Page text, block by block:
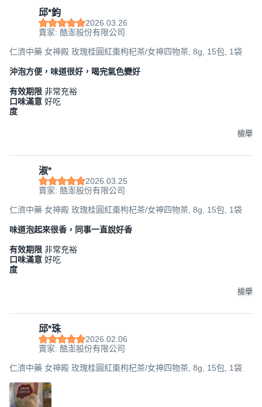
邱*鈞
2026.03.26
賣家: 酷澎股份有限公司
仁濟中藥 女神殿 玫瑰桂圓紅棗枸杞茶/女神四物茶, 8g, 15包, 1袋
沖泡方便，味道很好，喝完氣色變好
有效期限 非常充裕
口味滿意
度
好吃
檢舉
淑*
2026.03.25
賣家: 酷澎股份有限公司
仁濟中藥 女神殿 玫瑰桂圓紅棗枸杞茶/女神四物茶, 8g, 15包, 1袋
味道泡起來很香，同事一直說好香
有效期限 非常充裕
口味滿意
度
好吃
檢舉
邱*珠
2026.02.06
賣家: 酷澎股份有限公司
仁濟中藥 女神殿 玫瑰桂圓紅棗枸杞茶/女神四物茶, 8g, 15包, 1袋